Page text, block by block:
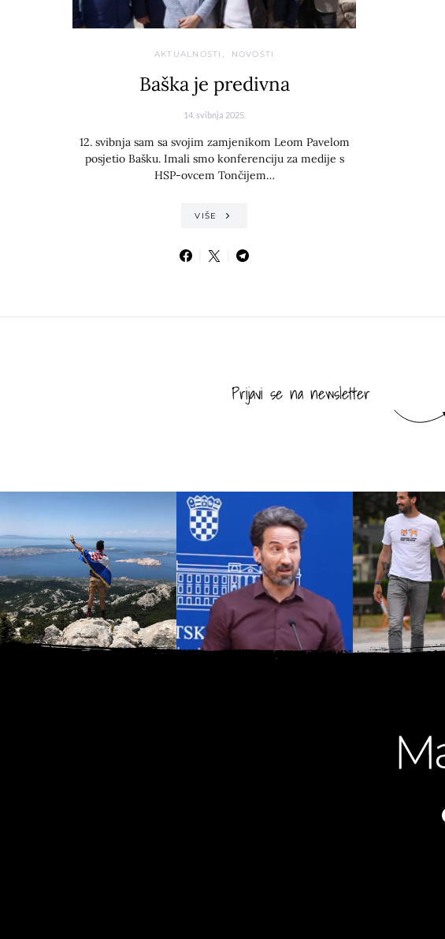
AKTUALNOSTI NOVOSTI
Baška je predivna
14. svibnja 2025.
12. svibnja sam sa svojim zamjenikom Leom Pavelom
posjetio Bašku. Imali smo konferenciju za medije s
HSP-ovcem Tončijem…
VIŠE
Prijavi se na newsletter